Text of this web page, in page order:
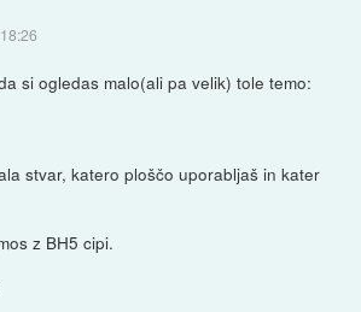
si ogledas malo(ali pa velik) tole temo:
stvar, katero ploščo uporabljaš in kater
z BH5 cipi.